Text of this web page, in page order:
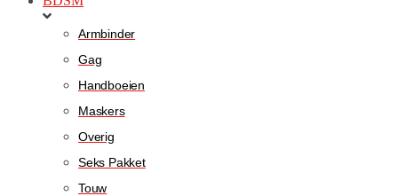
Armbinder
Gag
Handboeien
Maskers
Overig
Seks Pakket
Touw